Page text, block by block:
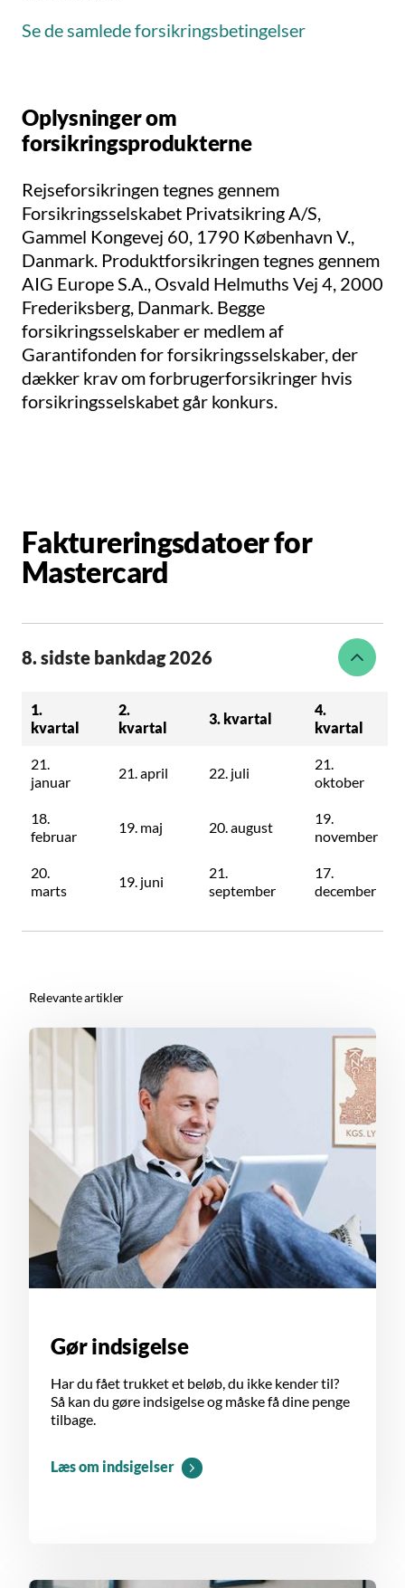
Se de samlede forsikringsbetingelser
Oplysninger om
forsikringsprodukterne
Rejseforsikringen tegnes gennem
Forsikringsselskabet Privatsikring A/S,
Gammel Kongevej 60, 1790 København V.,
Danmark. Produktforsikringen tegnes gennem
AIG Europe S.A., Osvald Helmuths Vej 4, 2000
Frederiksberg, Danmark. Begge
forsikringsselskaber er medlem af
Garantifonden for forsikringsselskaber, der
dækker krav om forbrugerforsikringer hvis
forsikringsselskabet går konkurs.
Faktureringsdatoer for
Mastercard
8. sidste bankdag 2026
1.
kvartal
2.
kvartal
3. kvartal
4.
kvartal
21.
januar
21. april 22. juli
21.
oktober
18.
februar
19. maj 20. august
19.
november
20.
marts
19. juni
21.
september
17.
december
Relevante artikler
Gør indsigelse
Har du fået trukket et beløb, du ikke kender til?
Så kan du gøre indsigelse og måske få dine penge
tilbage.
Læs om indsigelser